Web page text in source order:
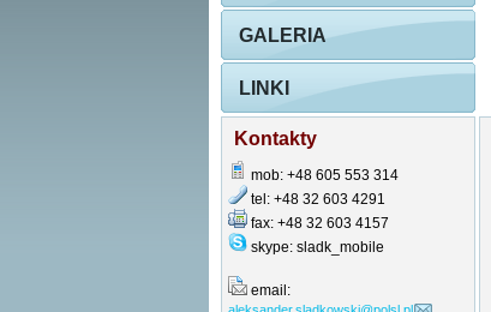
GALERIA
LINKI
Kontakty
mob: +48 605 553 314
tel: +48 32 603 4291
fax: +48 32 603 4157
skype: sladk_mobile
email: